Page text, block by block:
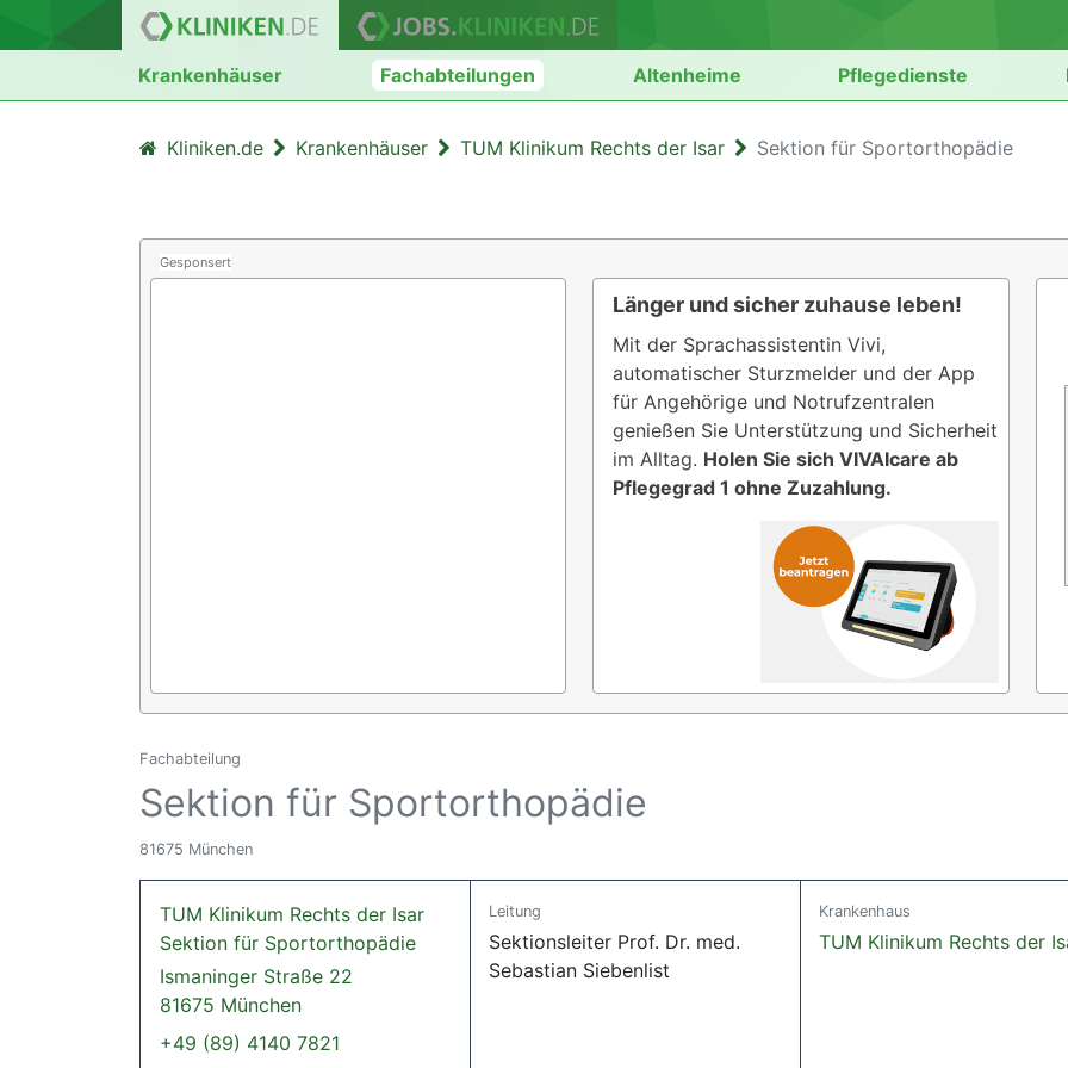
Krankenhäuser Fachabteilungen Altenheime Pflegedienste
Kliniken.de Krankenhäuser TUM Klinikum Rechts der Isar Sektion für Sportorthopädie
Gesponsert
Länger und sicher zuhause leben!
Mit der Sprachassistentin Vivi,
automatischer Sturzmelder und der App
für Angehörige und Notrufzentralen
genießen Sie Unterstützung und Sicherheit
im Alltag. Holen Sie sich VIVAIcare ab
Pflegegrad 1 ohne Zuzahlung.
Fachabteilung
Sektion für Sportorthopädie
81675 München
TUM Klinikum Rechts der Isar
Sektion für Sportorthopädie
Ismaninger Straße 22
81675 München
+49 (89) 4140 7821
Leitung
Sektionsleiter Prof. Dr. med.
Sebastian Siebenlist
Krankenhaus
TUM Klinikum Rechts der